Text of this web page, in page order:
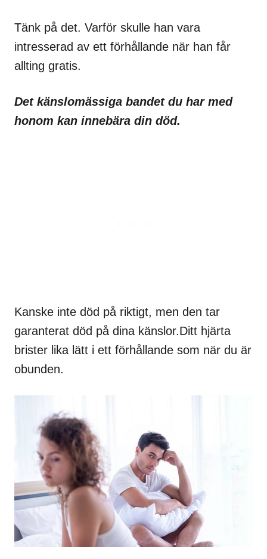
Tänk på det. Varför skulle han vara
intresserad av ett förhållande när han får
allting gratis.
Det känslomässiga bandet du har med
honom kan innebära din död.
Kanske inte död på riktigt, men den tar
garanterat död på dina känslor.Ditt hjärta
brister lika lätt i ett förhållande som när du är
obunden.